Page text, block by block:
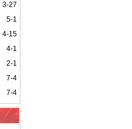
3-27
5-1
4-15
4-1
2-1
7-4
7-4